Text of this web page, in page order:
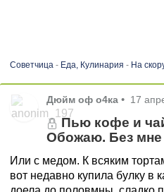
Советчица- Еда, Кулинария - На
Дюйм оф о4ка • 17
Пью кофе и
Обожаю. Без мне
Или с медом. К всяким
вот недавно купила булку в